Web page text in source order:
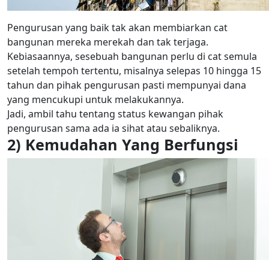
Pengurusan yang baik tak akan membiarkan cat
bangunan mereka merekah dan tak terjaga.
Kebiasaannya, sesebuah bangunan perlu di cat semula
setelah tempoh tertentu, misalnya selepas 10 hingga 15
tahun dan pihak pengurusan pasti mempunyai dana
yang mencukupi untuk melakukannya.
Jadi, ambil tahu tentang status kewangan pihak
pengurusan sama ada ia sihat atau sebaliknya.
2) Kemudahan Yang Berfungsi